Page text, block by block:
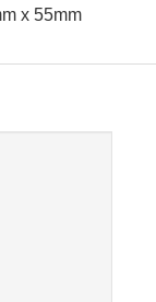
x 55mm